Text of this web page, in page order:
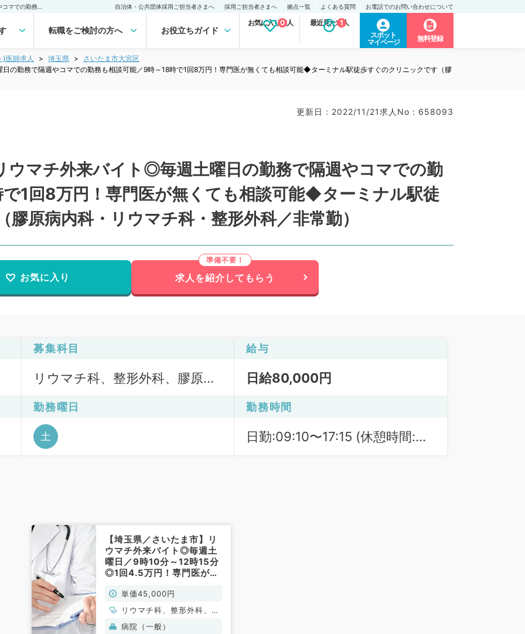
自治体・公共団体採用ご担当者さまへ 採用ご担当者さまへ 拠点一覧 よくある質問 お電話でのお問い合わせについて
転職をご検討の方へ お役立ちガイド
お気に入り求人
0 最近見た求人
1
スポット
マイページ
無料登録
)医師求人 埼玉県
さいたま市大宮区
の勤務で隔週やコマでの勤務も相談可能／9時～18時で1回8万円！専門医が無くても相談可能◆ターミナル駅徒歩すぐのクリニックです（膠
更新日 : 2022/11/21求人No : 658093
ウマチ外来バイト◎毎週土曜日の勤務で隔週やコマでの勤
1回8万円！専門医が無くても相談可能◆ターミナル駅徒
原病内科・リウマチ科・整形外科／非常勤）
お気に入り 求人を紹介してもらう
募集科目
リウマチ科、整形外科、膠原病
給与
日給80,000円
勤務曜日
土
勤務時間
日勤:09:10〜17:15 (休憩時間:
【埼玉県／さいたま市】リ
ウマチ外来バイト◎毎週土
曜日／9時10分～12時15分
◎1回4.5万円！専門医が無
ル駅徒歩すぐのクリニック
です（膠原病内科・リウマ
チ科・整形外科／非常勤）
単価45,000円
リウマチ科、整形外科、膠
原病科
病院（一般）